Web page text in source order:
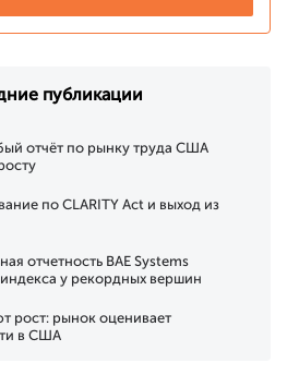
публикации
отчёт по рынку труда США
по CLARITY Act и выход из
отчетность BAE Systems
у рекордных вершин
рост: рынок оценивает
в США